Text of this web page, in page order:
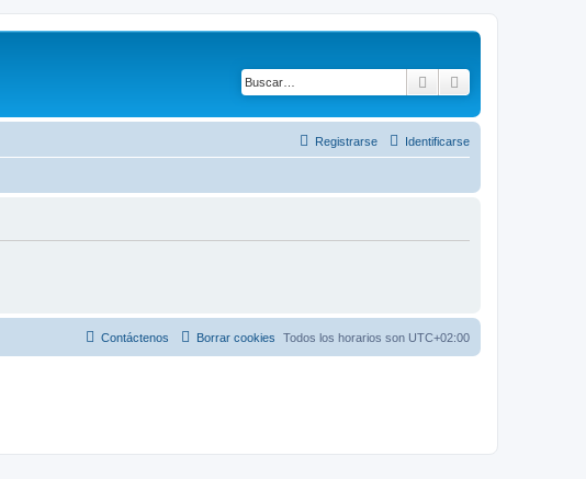
Buscar
Identificarse
Registrarse
Todos los horarios son UTC+02:00
Borrar cookies
Contáctenos